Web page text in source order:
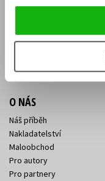
KONTAKTY
Sídlo společnosti
O NÁS
Náš příběh
Nakladatelství
Maloobchod
Pro autory
Pro partnery